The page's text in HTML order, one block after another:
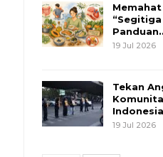
19 Jul 2026
Tekan
19 Jul 2026